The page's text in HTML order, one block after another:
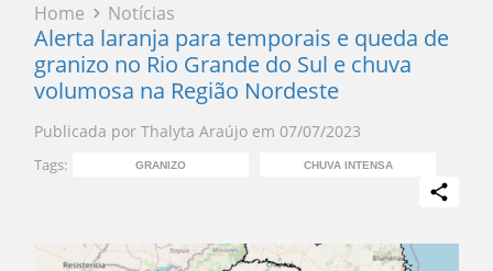
Home Notícias
Alerta laranja para temporais e queda de
granizo no Rio Grande do Sul e chuva
volumosa na Região Nordeste
Publicada por Thalyta Araújo em 07/07/2023
Tags: GRANIZO CHUVA INTENSA